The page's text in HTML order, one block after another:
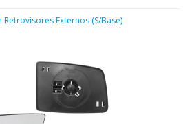
Retrovisores Externos (S/Base)